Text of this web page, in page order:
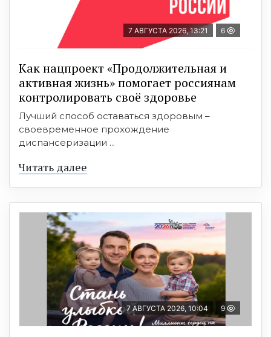
7 АВГУСТА 2026, 13:21 6
Как нацпроект «Продолжительная и
активная жизнь» помогает россиянам
контролировать своё здоровье
Лучший способ оставаться здоровым –
своевременное прохождение
диспансеризации ...
Читать далее
7 АВГУСТА 2026, 10:04 9